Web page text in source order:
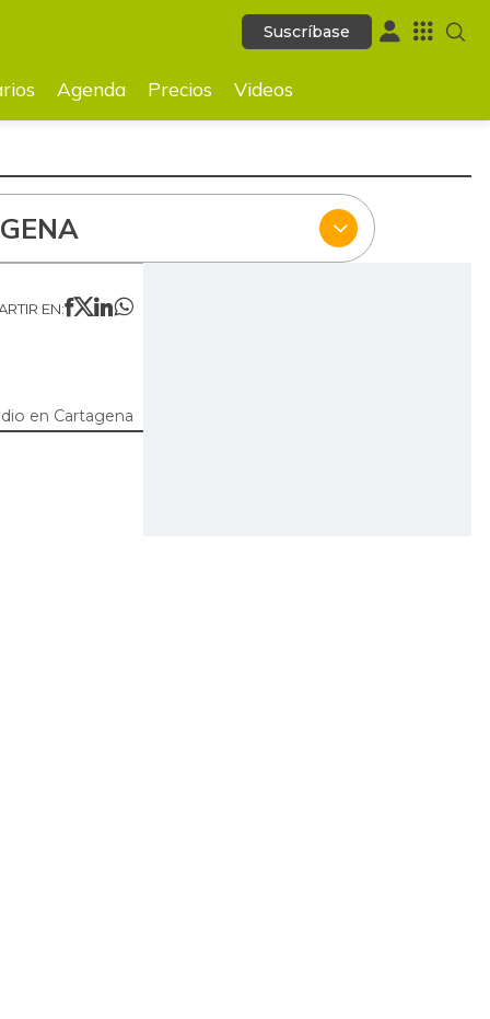
Suscríbase
Videos
Suscríbase
Agenda Precios Videos
EN:
en Cartagena